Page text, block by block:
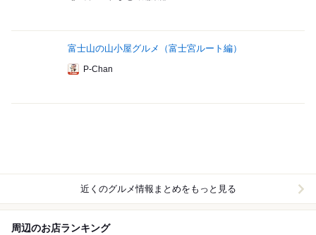
富士山の山小屋グルメ（富士宮ルート編）
P-Chan
近くのグルメ情報まとめをもっと見る
周辺のお店ランキング